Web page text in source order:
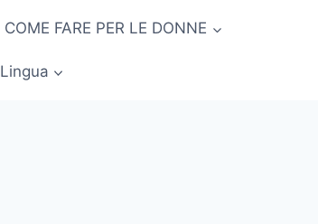
COME FARE PER LE DONNE
Lingua